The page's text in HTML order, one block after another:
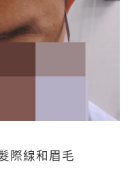
際線和眉毛